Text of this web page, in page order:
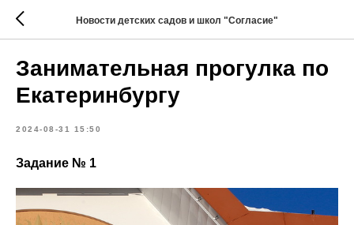
Новости детских садов и школ "Согласие"
Занимательная прогулка по
Екатеринбургу
2024-08-31 15:50
Задание № 1